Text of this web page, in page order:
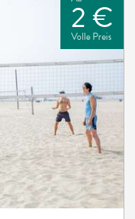
2 €
Volle Preis